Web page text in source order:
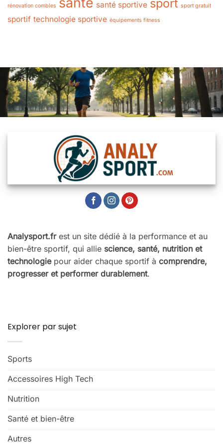
rénovation combles santé sportive sport sport gratuit
sportif technologie sportive équipements fitness
Analysport.frest un site dédié à la performance et au
bien-être sportif, qui allie science, santé, nutrition et
technologiepour aider chaque sportif à comprendre,
progresser et performer durablement.
Explorer par sujet
Sports
Accessoires High Tech
Nutrition
Santé et bien-être
Autres